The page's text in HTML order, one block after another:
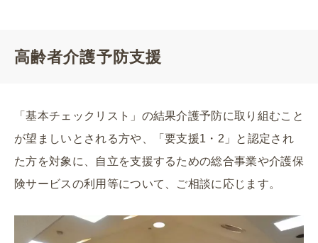
高齢者介護予防支援
「基本チェックリスト」の結果介護予防に取り組むこと
が望ましいとされる方や、「要支援1・2」と認定され
た方を対象に、自立を支援するための総合事業や介護保
険サービスの利用等について、ご相談に応じます。